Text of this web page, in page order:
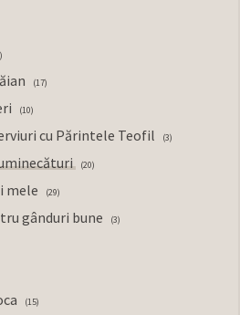
17
10
cu Părintele Teofil 3
20
mele 29
gânduri bune 3
15